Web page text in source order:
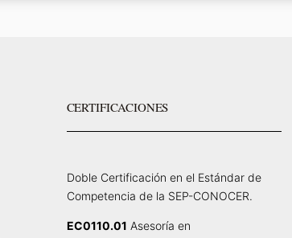
CERTIFICACIONES
Doble Certificación en el Estándar de
Competencia de la SEP-CONOCER.
EC0110.01 Asesoría en